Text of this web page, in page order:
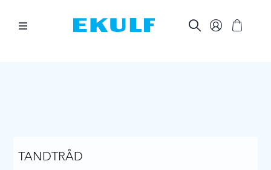
contentToggle
ÖVRIG MUNVÅRD
TANDTRÅD